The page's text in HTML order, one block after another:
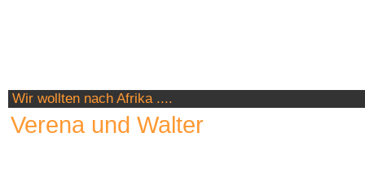
Wir wollten nach Afrika ....
Verena und Walter